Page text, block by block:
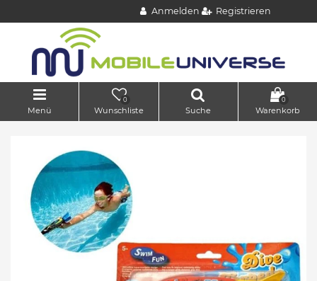
Anmelden Registrieren
Menü
0
Wunschliste Suche
0
Warenkorb